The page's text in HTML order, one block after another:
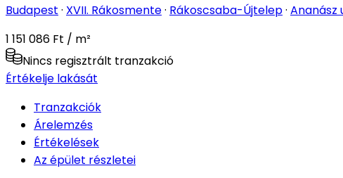
Budapest · XVII. Rákosmente· Rákoscsaba-Újtelep· Ananász
1 151 086 Ft / m²
Nincs regisztrált tranzakció
Értékelje lakását
Tranzakciók
Árelemzés
Értékelések
Az épület részletei